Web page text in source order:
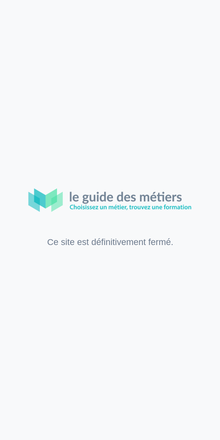
Ce site est définitivement fermé.